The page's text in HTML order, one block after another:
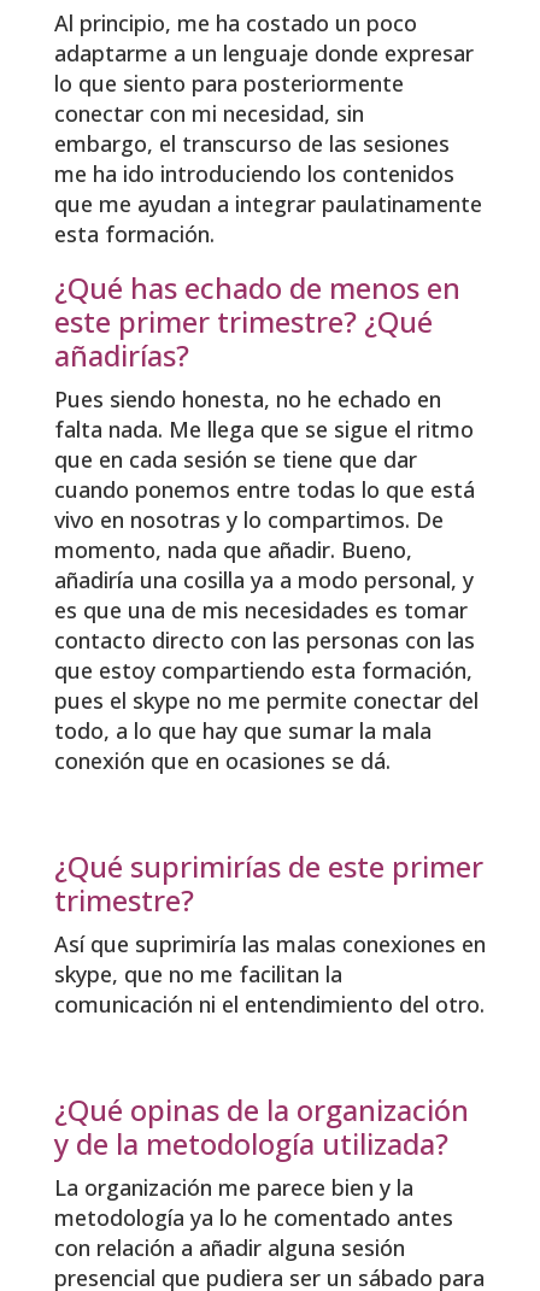
Al principio, me ha costado un poco
adaptarme a un lenguaje donde expresar
lo que siento para posteriormente
conectar con mi necesidad, sin
embargo, el transcurso de las sesiones
me ha ido introduciendo los contenidos
que me ayudan a integrar paulatinamente
esta formación.
¿Qué has echado de menos en
este primer trimestre? ¿Qué
añadirías?
Pues siendo honesta, no he echado en
falta nada. Me llega que se sigue el ritmo
que en cada sesión se tiene que dar
cuando ponemos entre todas lo que está
vivo en nosotras y lo compartimos. De
momento, nada que añadir. Bueno,
añadiría una cosilla ya a modo personal, y
es que una de mis necesidades es tomar
contacto directo con las personas con las
que estoy compartiendo esta formación,
pues el skype no me permite conectar del
todo, a lo que hay que sumar la mala
conexión que en ocasiones se dá.
¿Qué suprimirías de este primer
trimestre?
Así que suprimiría las malas conexiones en
skype, que no me facilitan la
comunicación ni el entendimiento del otro.
¿Qué opinas de la organización
y de la metodología utilizada?
La organización me parece bien y la
metodología ya lo he comentado antes
con relación a añadir alguna sesión
presencial que pudiera ser un sábado para